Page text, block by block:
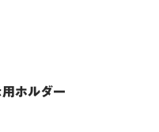
ホルダー